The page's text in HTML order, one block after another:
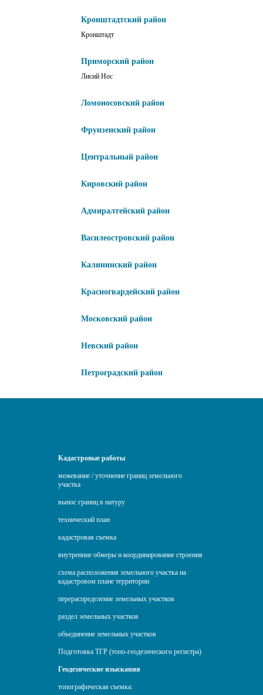
Кронштадтский район
Кронштадт
Приморский район
Лисий Нос
Ломоносовский район
Фрунзенский район
Центральный район
Кировский район
Адмиралтейский район
Василеостровский район
Калининский район
Красногвардейский район
Московский район
Невский район
Петроградский район
Кадастровые работы
межевание / уточнение границ земельного
участка
вынос границ в натуру
технический план
кадастровая съемка
внутренние обмеры и координирование строения
схема расположения земельного участка на
кадастровом плане территории
перераспределение земельных участков
раздел земельных участков
объединение земельных участков
Подготовка ТГР (топо-геодезического регистра)
Геодезические изыскания
топографическая съемка: